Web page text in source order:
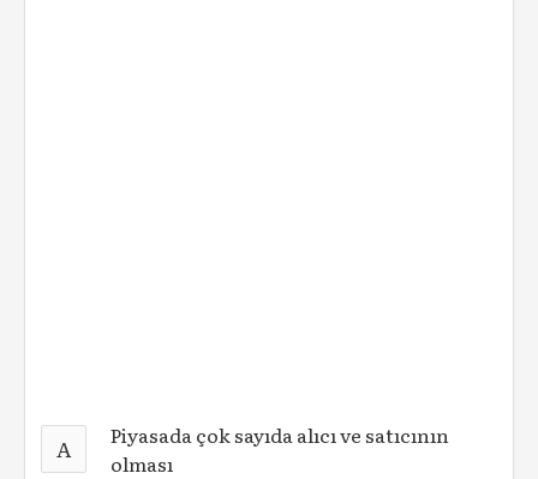
A
Piyasada çok sayıda alıcı ve satıcının
olması